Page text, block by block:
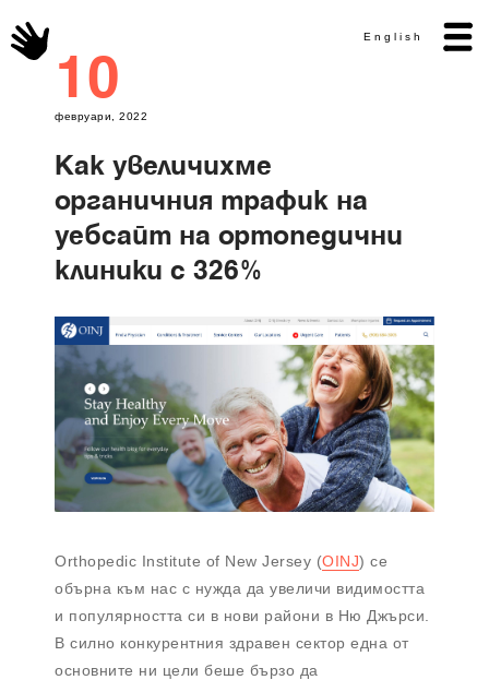
English
10
февруари, 2022
Как увеличихме
органичния трафик на
уебсайт на ортопедични
клиники с 326%
Orthopedic Institute of New Jersey (OINJ) се
обърна към нас с нужда да увеличи видимостта
и популярността си в нови райони в Ню Джърси.
В силно конкурентния здравен сектор една от
основните ни цели беше бързо да